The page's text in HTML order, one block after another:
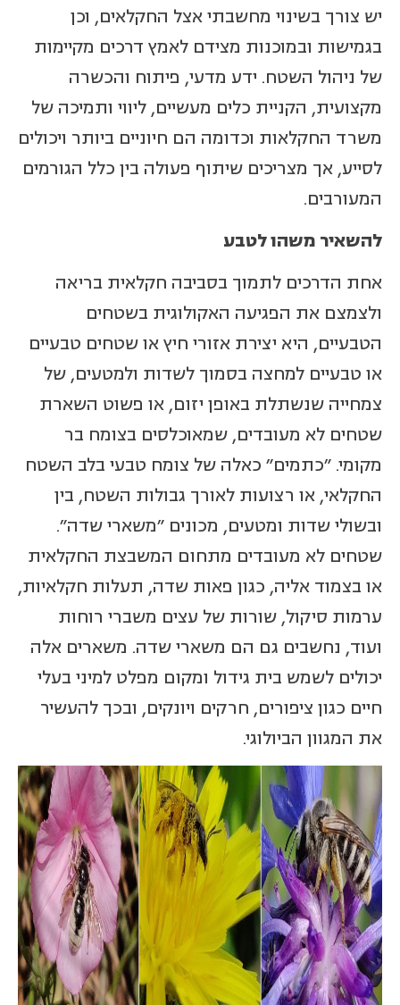
יש צורך בשינוי מחשבתי אצל החקלאים, וכן
בגמישות ובמוכנות מצידם לאמץ דרכים מקיימות
של ניהול השטח. ידע מדעי, פיתוח והכשרה
מקצועית, הקניית כלים מעשיים, ליווי ותמיכה של
משרד החקלאות וכדומה הם חיוניים ביותר ויכולים
לסייע, אך מצריכים שיתוף פעולה בין כלל הגורמים
המעורבים.
להשאיר משהו לטבע
אחת הדרכים לתמוך בסביבה חקלאית בריאה
ולצמצם את הפגיעה האקולוגית בשטחים
הטבעיים, היא יצירת אזורי חיץ או שטחים טבעיים
או טבעיים למחצה בסמוך לשדות ולמטעים, של
צמחייה שנשתלת באופן יזום, או פשוט השארת
שטחים לא מעובדים, שמאוכלסים בצומח בר
מקומי. "כתמים" כאלה של צומח טבעי בלב השטח
החקלאי, או רצועות לאורך גבולות השטח, בין
ובשולי שדות ומטעים, מכונים "משארי שדה".
שטחים לא מעובדים מתחום המשבצת החקלאית
או בצמוד אליה, כגון פאות שדה, תעלות חקלאיות,
ערמות סיקול, שורות של עצים משברי רוחות
ועוד, נחשבים גם הם משארי שדה. משארים אלה
יכולים לשמש בית גידול ומקום מפלט למיני בעלי
חיים כגון ציפורים, חרקים ויונקים, ובכך להעשיר
את המגוון הביולוגי.